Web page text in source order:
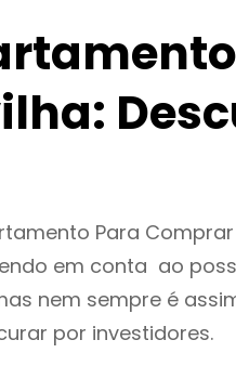
Para
em conta ao
nem sempre é
por investidores.